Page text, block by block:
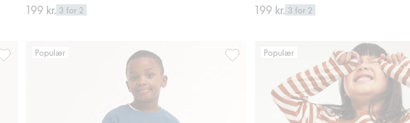
199 kr. 3 for 2
199 kr. 3 for 2
Joggebukser med blondedetaljer, Legg til i favoriter
Populær
Kosebukse med børstet innside, Legg
Populær